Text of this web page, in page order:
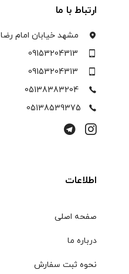
ارتباط با ما
مشهد خیابان امام رضا
09153204313
09153204313
05138383204
05138539375
اطلاعات
صفحه اصلی
درباره ما
نحوه ثبت سفارش